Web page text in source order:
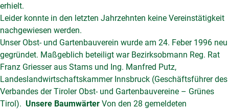
erhielt.
Leider konnte in den letzten Jahrzehnten keine Vereinstätigkeit
nachgewiesen werden.
Unser Obst- und Gartenbauverein wurde am 24. Feber 1996 neu
gegründet. Maßgeblich beteiligt war Bezirksobmann Reg. Rat
Franz Griesser aus Stams und Ing. Manfred Putz,
Landeslandwirtschaftskammer Innsbruck (Geschäftsführer des
Verbandes der Tiroler Obst- und Gartenbauvereine – Grünes
Tirol). Unsere Baumwärter Von den 28 gemeldeten